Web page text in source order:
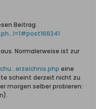
Beitrag:
Normalerweise ist zur
eine
scheint derzeit nicht zu
morgen selber probieren: